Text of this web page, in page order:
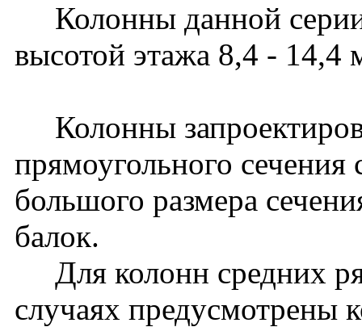
Колонны данной
высотой этажа 8,4 - 14,4
Колонны
прямоугольного сечения
большого размера
балок.
Для колонн средних
случаях предусмотрены